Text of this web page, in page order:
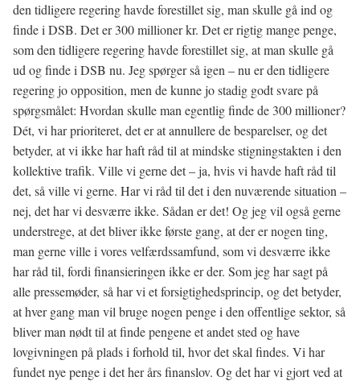
den tidligere regering havde forestillet sig, man skulle gå ind og
finde i DSB. Det er 300 millioner kr. Det er rigtig mange penge,
som den tidligere regering havde forestillet sig, at man skulle gå
ud og finde i DSB nu. Jeg spørger så igen – nu er den tidligere
regering jo opposition, men de kunne jo stadig godt svare på
spørgsmålet: Hvordan skulle man egentlig finde de 300 millioner?
Dét, vi har prioriteret, det er at annullere de besparelser, og det
betyder, at vi ikke har haft råd til at mindske stigningstakten i den
kollektive trafik. Ville vi gerne det – ja, hvis vi havde haft råd til
det, så ville vi gerne. Har vi råd til det i den nuværende situation –
nej, det har vi desværre ikke. Sådan er det! Og jeg vil også gerne
understrege, at det bliver ikke første gang, at der er nogen ting,
man gerne ville i vores velfærdssamfund, som vi desværre ikke
har råd til, fordi finansieringen ikke er der. Som jeg har sagt på
alle pressemøder, så har vi et forsigtighedsprincip, og det betyder,
at hver gang man vil bruge nogen penge i den offentlige sektor, så
bliver man nødt til at finde pengene et andet sted og have
lovgivningen på plads i forhold til, hvor det skal findes. Vi har
fundet nye penge i det her års finanslov. Og det har vi gjort ved at